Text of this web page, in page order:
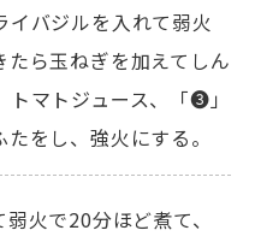
バジルを入れて弱火
ら玉ねぎを加えてしん
マトジュース、「❸」
をし、強火にする。
火で20分ほど煮て、